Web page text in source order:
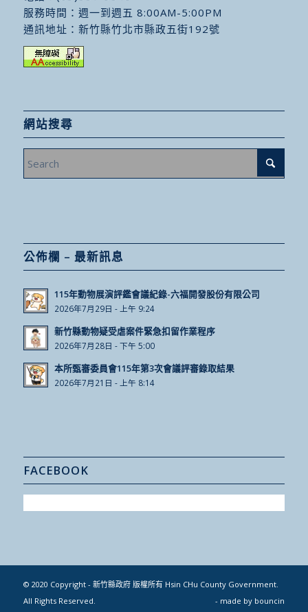
服務時間：週一到週五 8:00AM-5:00PM
通訊地址： 新竹縣竹北市縣政五街192號
網站搜尋
公佈欄 – 最新訊息
115年動物展演評鑑會議紀錄-六福開發股份有限公司
2026年7月29日 - 上午 9:24
新竹縣動物疑受虐案件緊急扣留作業程序
2026年7月28日 - 下午 5:00
本所甄審委員會115年第3次會議評審錄取結果
2026年7月21日 - 上午 8:14
FACEBOOK
© 2020 Copyright - 新竹縣政府 版權所有 Hsin CHu County Government.
All Rights Reserved.
- made by bouncin